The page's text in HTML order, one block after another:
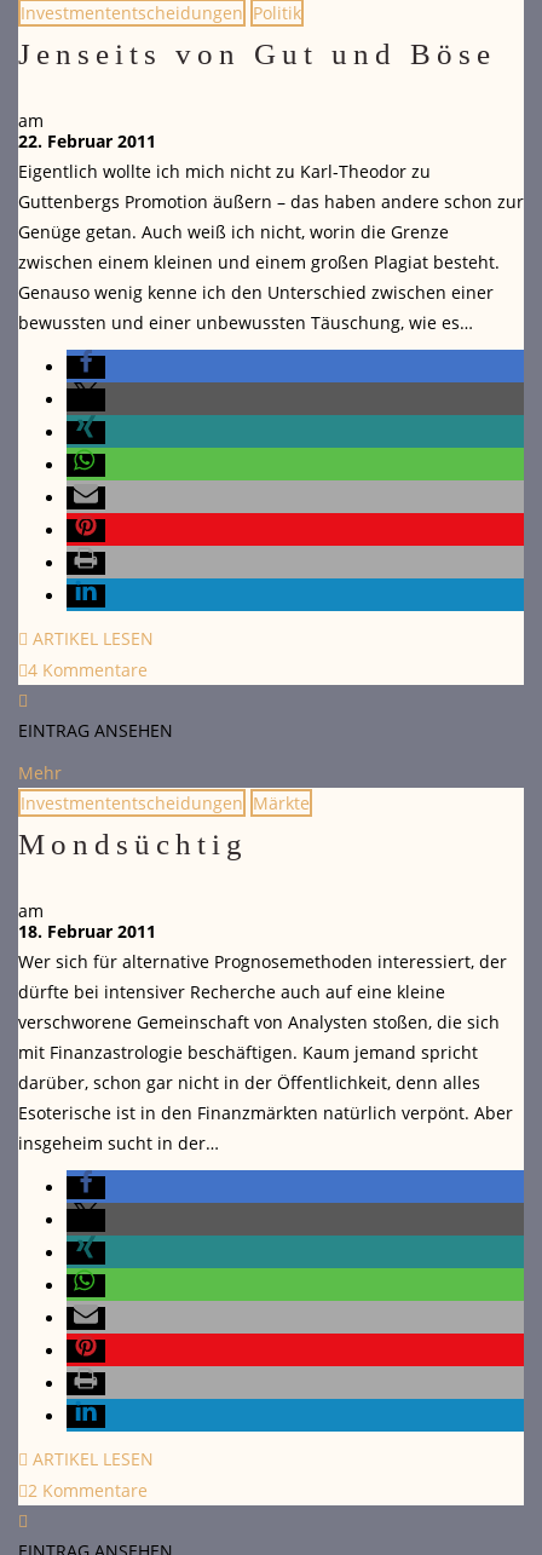
Investmententscheidungen Politik
Jenseits von Gut und Böse
am
22. Februar 2011
Eigentlich wollte ich mich nicht zu Karl-Theodor zu
Guttenbergs Promotion äußern – das haben andere schon zur
Genüge getan. Auch weiß ich nicht, worin die Grenze
zwischen einem kleinen und einem großen Plagiat besteht.
Genauso wenig kenne ich den Unterschied zwischen einer
bewussten und einer unbewussten Täuschung, wie es…
ARTIKEL LESEN
4 Kommentare
EINTRAG ANSEHEN
Mehr
Investmententscheidungen Märkte
Mondsüchtig
am
18. Februar 2011
Wer sich für alternative Prognosemethoden interessiert, der
dürfte bei intensiver Recherche auch auf eine kleine
verschworene Gemeinschaft von Analysten stoßen, die sich
mit Finanzastrologie beschäftigen. Kaum jemand spricht
darüber, schon gar nicht in der Öffentlichkeit, denn alles
Esoterische ist in den Finanzmärkten natürlich verpönt. Aber
insgeheim sucht in der…
ARTIKEL LESEN
2 Kommentare